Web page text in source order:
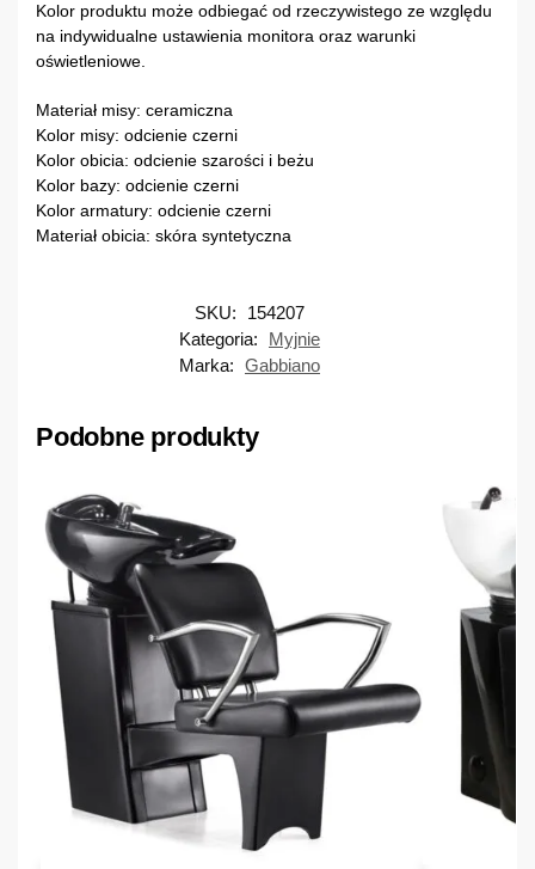
Kolor produktu może odbiegać od rzeczywistego ze względu
na indywidualne ustawienia monitora oraz warunki
oświetleniowe.
Materiał misy: ceramiczna
Kolor misy: odcienie czerni
Kolor obicia: odcienie szarości i beżu
Kolor bazy: odcienie czerni
Kolor armatury: odcienie czerni
Materiał obicia: skóra syntetyczna
SKU:
154207
Kategoria:
Myjnie
Marka: Gabbiano
Podobne produkty